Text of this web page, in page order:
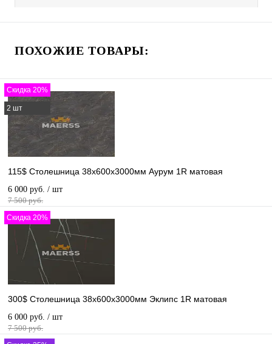
ПОХОЖИЕ ТОВАРЫ:
Скидка 20%
2 шт
115$ Столешница 38х600х3000мм Аурум 1R матовая
6 000 руб. / шт
7 500 руб.
Скидка 20%
300$ Столешница 38х600х3000мм Эклипс 1R матовая
6 000 руб. / шт
7 500 руб.